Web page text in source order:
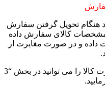
تحویل گرفتن سفارش
مشخصات کالای سفارش داده
داده و در صورت مغایرت از
توجه: توضیحات کامل مرتبط با مغایرت کالا را می توانید در بخش “3